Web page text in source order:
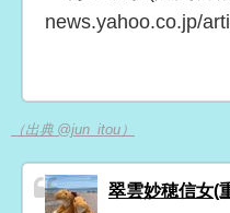
news.yahoo.co.jp/
（出典 @jun_itou）
翠雲妙穂信女(